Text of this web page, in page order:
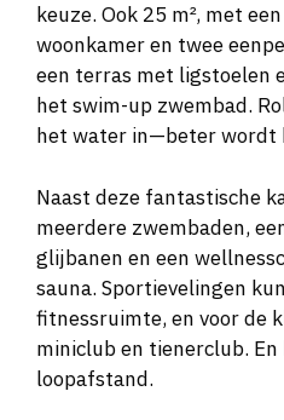
keuze. Ook 25 m², met
woonkamer en twee
een terras met ligstoelen
het swim-up zwembad.
het water in—beter wordt
Naast deze fantastische
meerdere zwembaden,
glijbanen en een
sauna. Sportievelingen
fitnessruimte, en voor de
miniclub en tienerclub.
loopafstand.